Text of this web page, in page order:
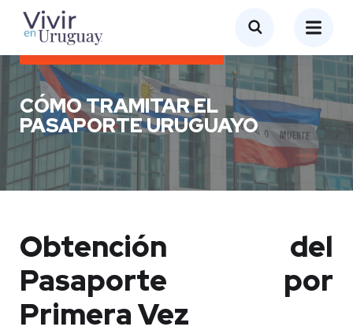
CÓMO TRAMITAR EL
PASAPORTE URUGUAYO
Obtención del
Pasaporte por
Primera Vez